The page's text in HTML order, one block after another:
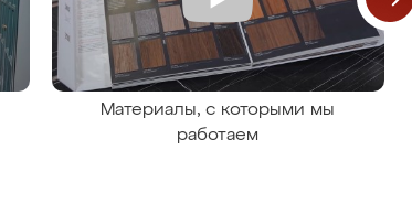
Материалы, с которыми мы
работаем